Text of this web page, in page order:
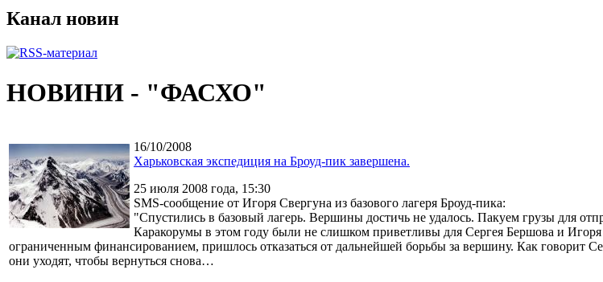
Канал новин
НОВИНИ - "ФАСХО"
16/10/2008
Харьковская экспедиция на Броуд-пик завершена.
25 июля 2008 года, 15:30
SMS-сообщение от Игоря Свергуна из базового лагеря Броуд-пика:
"Спустились в базовый лагерь. Вершины достичь не удалось. Пакуем грузы для
Каракорумы в этом году были не слишком приветливы для Сергея Бершова и
ограниченным финансированием, пришлось отказаться от дальнейшей борьбы за вершину. Как говорит
они уходят, чтобы вернуться снова…